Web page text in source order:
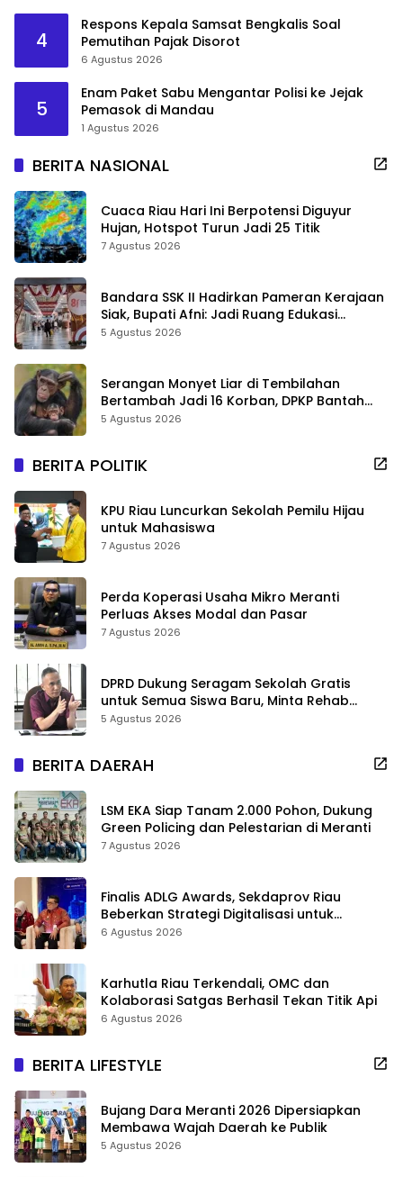
4
Respons Kepala Samsat Bengkalis Soal
Pemutihan Pajak Disorot
6 Agustus 2026
5
Enam Paket Sabu Mengantar Polisi ke Jejak
Pemasok di Mandau
1 Agustus 2026
BERITA NASIONAL
Cuaca Riau Hari Ini Berpotensi Diguyur
Hujan, Hotspot Turun Jadi 25 Titik
7 Agustus 2026
Bandara SSK II Hadirkan Pameran Kerajaan
Siak, Bupati Afni: Jadi Ruang Edukasi
Sejarah Riau
5 Agustus 2026
Serangan Monyet Liar di Tembilahan
Bertambah Jadi 16 Korban, DPKP Bantah
Video Gerombolan Viral
5 Agustus 2026
BERITA POLITIK
KPU Riau Luncurkan Sekolah Pemilu Hijau
untuk Mahasiswa
7 Agustus 2026
Perda Koperasi Usaha Mikro Meranti
Perluas Akses Modal dan Pasar
7 Agustus 2026
DPRD Dukung Seragam Sekolah Gratis
untuk Semua Siswa Baru, Minta Rehab
Sekolah Jangan Dikurangi
5 Agustus 2026
BERITA DAERAH
LSM EKA Siap Tanam 2.000 Pohon, Dukung
Green Policing dan Pelestarian di Meranti
7 Agustus 2026
Finalis ADLG Awards, Sekdaprov Riau
Beberkan Strategi Digitalisasi untuk
Tingkatkan Layanan Publik
6 Agustus 2026
Karhutla Riau Terkendali, OMC dan
Kolaborasi Satgas Berhasil Tekan Titik Api
6 Agustus 2026
BERITA LIFESTYLE
Bujang Dara Meranti 2026 Dipersiapkan
Membawa Wajah Daerah ke Publik
5 Agustus 2026